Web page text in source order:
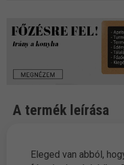
A termék leírása
Eleged van abból,